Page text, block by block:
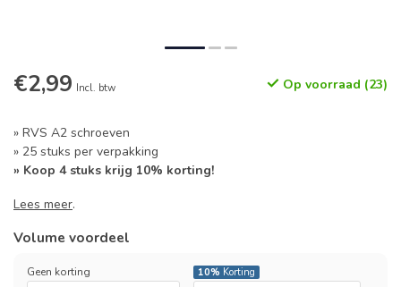
€2,99 Incl. btw Op voorraad (23)
» RVS A2 schroeven
» 25 stuks per verpakking
» Koop 4 stuks krijg 10% korting!
Lees meer.
Volume voordeel
Geen korting 10% Korting